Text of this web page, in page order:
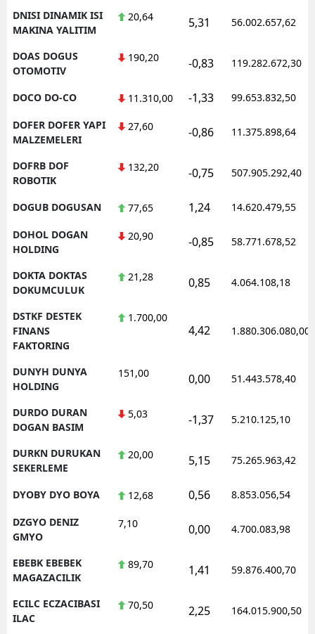
DNISI DINAMIK ISI
MAKINA YALITIM
20,64 5,31 56.002.657,62
DOAS DOGUS
OTOMOTIV
190,20 -0,83 119.282.672,30
DOCO DO-CO 11.310,00 -1,33 99.653.832,50
DOFER DOFER YAPI
MALZEMELERI
27,60 -0,86 11.375.898,64
DOFRB DOF
ROBOTIK
132,20 -0,75 507.905.292,40
DOGUB DOGUSAN 77,65 1,24 14.620.479,55
DOHOL DOGAN
HOLDING
20,90 -0,85 58.771.678,52
DOKTA DOKTAS
DOKUMCULUK
21,28 0,85 4.064.108,18
DSTKF DESTEK
FINANS
FAKTORING
1.700,00
4,42 1.880.306.080,00
DUNYH DUNYA
HOLDING
151,00 0,00 51.443.578,40
DURDO DURAN
DOGAN BASIM
5,03 -1,37 5.210.125,10
DURKN DURUKAN
SEKERLEME
20,00 5,15 75.265.963,42
DYOBY DYO BOYA 12,68 0,56 8.853.056,54
DZGYO DENIZ
GMYO
7,10 0,00 4.700.083,98
EBEBK EBEBEK
MAGAZACILIK
89,70 1,41 59.876.400,70
ECILC ECZACIBASI
ILAC
70,50 2,25 164.015.900,50